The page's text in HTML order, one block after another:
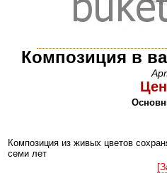
Композиция в
Композиция из живых цветов
семи лет